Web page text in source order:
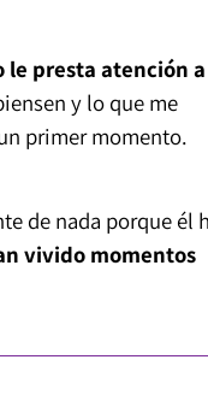
le presta atención
y lo que me
primer momento.
de nada porque él
vivido momentos